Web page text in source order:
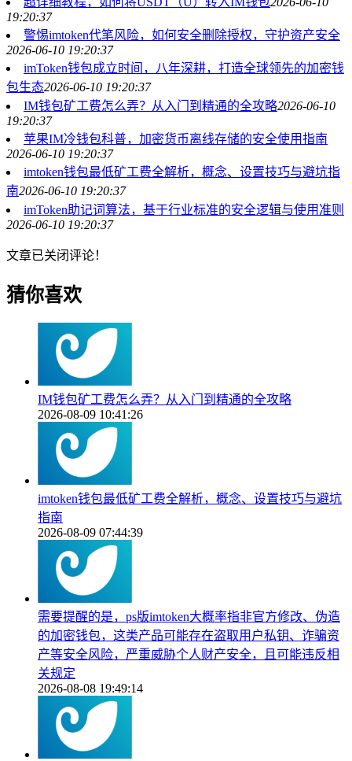
19:20:37
警惕imtoken代笔风险，如何安全删除授权，守护资产安全
2026-06-10 19:20:37
imToken钱包成立时间，八年深耕，打造全球领先的加密钱
包生态2026-06-10 19:20:37
IM钱包矿工费怎么弄？从入门到精通的全攻略2026-06-10
19:20:37
苹果IM冷钱包科普，加密货币离线存储的安全使用指南
2026-06-10 19:20:37
imtoken钱包最低矿工费全解析，概念、设置技巧与避坑指
南2026-06-10 19:20:37
imToken助记词算法，基于行业标准的安全逻辑与使用准则
2026-06-10 19:20:37
文章已关闭评论！
猜你喜欢
IM钱包矿工费怎么弄？从入门到精通的全攻略
2026-08-09 10:41:26
imtoken钱包最低矿工费全解析，概念、设置技巧与避坑
指南
2026-08-09 07:44:39
需要提醒的是，ps版imtoken大概率指非官方修改、伪造
的加密钱包，这类产品可能存在盗取用户私钥、诈骗资
产等安全风险，严重威胁个人财产安全，且可能违反相
关规定
2026-08-08 19:49:14